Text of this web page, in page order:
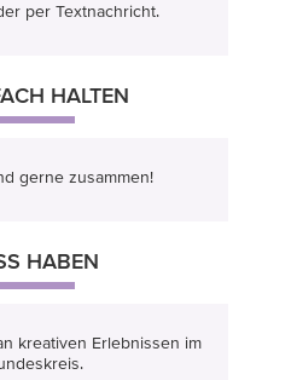
per Textnachricht.
HALTEN
gerne zusammen!
HABEN
kreativen Erlebnissen im